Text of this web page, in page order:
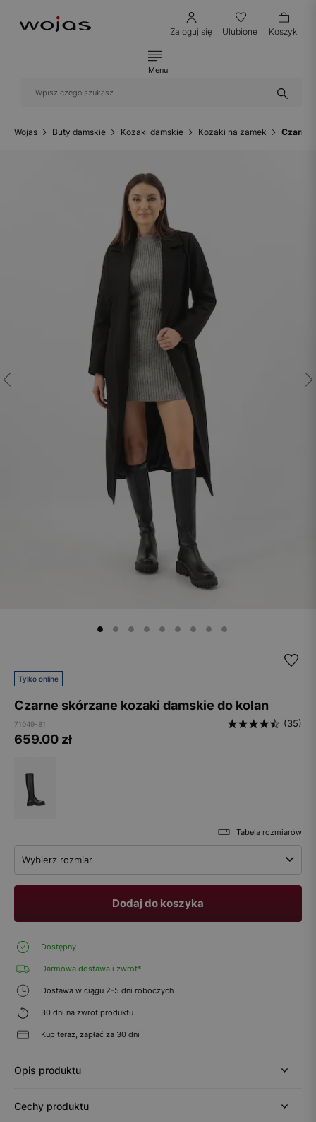
Zaloguj się Ulubione Koszyk
Menu
Wojas Buty damskie Kozaki damskie Kozaki na zamek Czarne
Tylko online
Czarne skórzane kozaki damskie do kolan
71049-81 (35)
659.00 zł
Tabela rozmiarów
Wybierz rozmiar
Dodaj do koszyka
Dostępny
Darmowa dostawa i zwrot*
Dostawa w ciągu 2-5 dni roboczych
30 dni na zwrot produktu
Kup teraz, zapłać za 30 dni
Opis produktu
Cechy produktu